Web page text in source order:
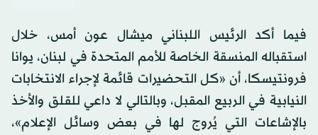
فيما أكد الرئيس اللبناني ميشال عون أمس، خلال
استقباله المنسقة الخاصة للأمم المتحدة في لبنان، يوانا
فرونتيسكا، أن «كل التحضيرات قائمة لإجراء الانتخابات
النيابية في الربيع المقبل، وبالتالي لا داعي للقلق والأخذ
بالإشاعات التي يُروج لها في بعض وسائل الإعلام»،